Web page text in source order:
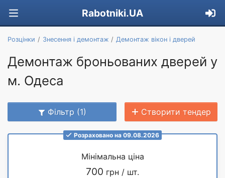
Rabotniki.UA
Розцінки Знесення і демонтаж Демонтаж вікон і дверей
Демонтаж броньованих дверей у
м. Одеса
Фільтр (1) Створити тендер
Розраховано на 09.08.2026
Мінімальна ціна
700 грн / шт.